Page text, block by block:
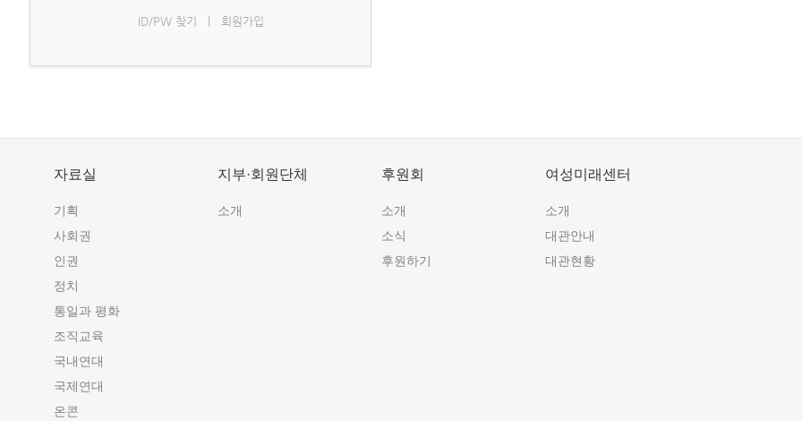
ID/PW 찾기 회원가입
자료실
기획
사회권
인권
정치
통일과 평화
조직교육
국내연대
국제연대
온콘
지부·회원단체
소개
후원회
소개
소식
후원하기
여성미래센터
소개
대관안내
대관현황